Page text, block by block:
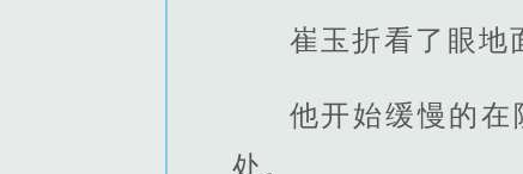
崔玉折看了眼地
他开始缓慢的
处。